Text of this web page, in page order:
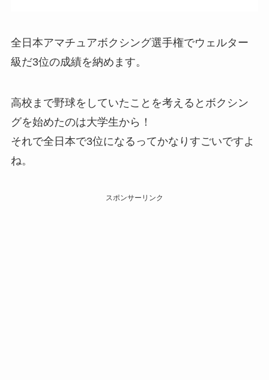
全日本アマチュアボクシング選手権でウェルター
級だ3位の成績を納めます。
高校まで野球をしていたことを考えるとボクシン
グを始めたのは大学生から！
それで全日本で3位になるってかなりすごいですよ
ね。
スポンサーリンク